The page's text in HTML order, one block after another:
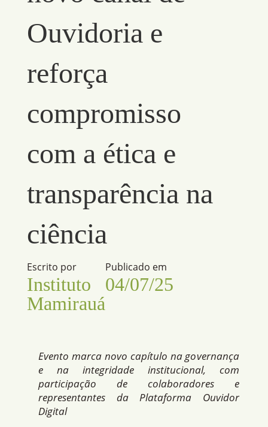
Ouvidoria e
reforça
compromisso
com a ética e
transparência na
ciência
Escrito por
Instituto
Mamirauá
Publicado em
04/07/25
Evento marca novo capítulo na governança
e na integridade institucional, com
participação de colaboradores e
representantes da Plataforma Ouvidor
Digital